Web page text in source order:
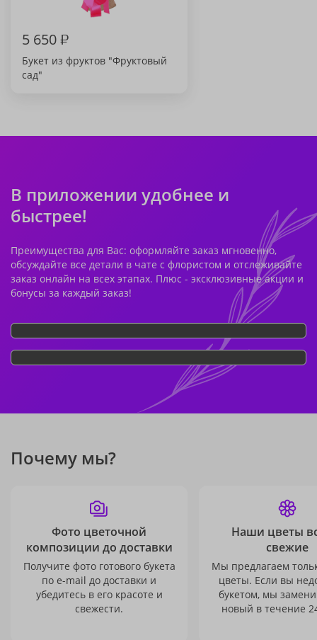
5 650₽
Букет из фруктов "Фруктовый
сад"
В приложении удобнее и
быстрее!
Преимущества для Вас: оформляйте заказ мгновенно,
обсуждайте все детали в чате с флористом и отслеживайте
заказ онлайн на всех этапах. Плюс - эксклюзивные акции и
бонусы за каждый заказ!
Почему мы?
Фото цветочной
композиции до доставки
Получите фото готового букета
по e-mail до доставки и
убедитесь в его красоте и
свежести.
Наши цветы
свежие
Мы предлагаем
цветы. Если вы
букетом, мы
новый в течение